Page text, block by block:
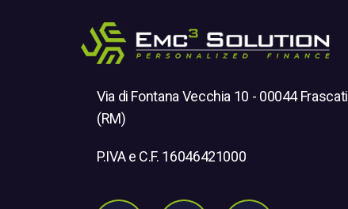
Via di Fontana Vecchia 10 - 00044 Frascati
(RM)
P.IVA e C.F. 16046421000